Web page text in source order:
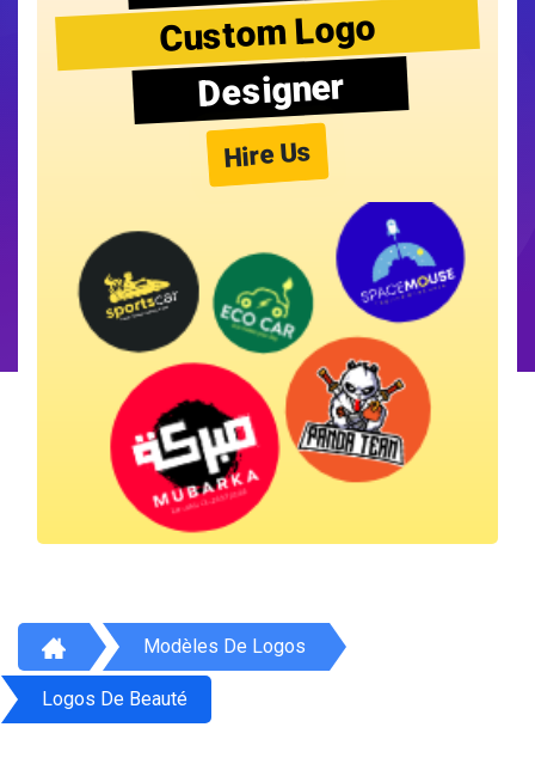
Custom Logo
Designer
Hire Us
Modèles De Logos
Logos De Beauté